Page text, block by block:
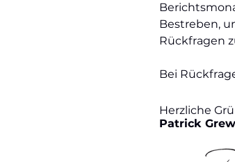
Bestreben,
Rückfragen
Bei
Herzliche
Patrick